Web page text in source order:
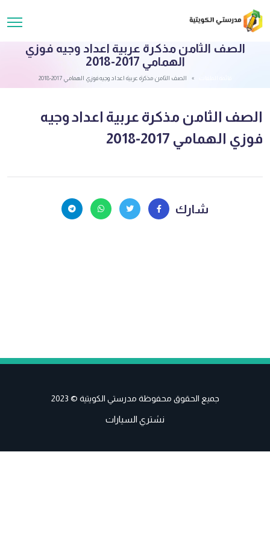
الصف الثامن مذكرة عربية اعداد وجيه فوزي
الهمامي 2017-2018
الصف الثامن مذكرة عربية اعداد وجيه فوزي الهمامي 2017-2018
الصف الثامن مذكرة عربية اعداد وجيه
فوزي الهمامي 2017-2018
شارك
جميع الحقوق محفوظة مدرستي الكويتية © 2023
نشتري السيارات